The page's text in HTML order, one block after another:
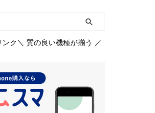
ク＼ 質の良い機種が揃う ／